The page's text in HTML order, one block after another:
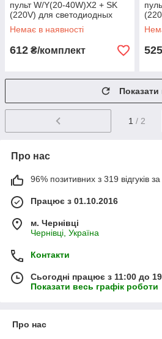
пульт W/Y(20-40W)X2 + SK
(220V) для светодиодных
люстр 80W 108-210V 250mA
Немає в наявності
612 ₴/комплект 525
1 / 2
Про нас
96% позитивних з 319 відгуків за
Працює з 01.10.2016
м. Чернівці
Чернівці, Україна
Контакти
Сьогодні працює з 11:00 до
Показати весь графік роботи
Про нас